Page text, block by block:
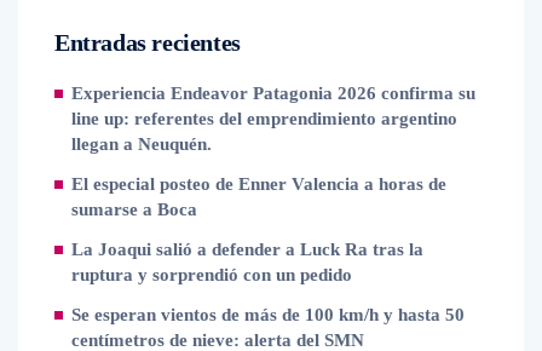
Entradas recientes
Experiencia Endeavor Patagonia 2026 confirma su
line up: referentes del emprendimiento argentino
llegan a Neuquén.
El especial posteo de Enner Valencia a horas de
sumarse a Boca
La Joaqui salió a defender a Luck Ra tras la
ruptura y sorprendió con un pedido
Se esperan vientos de más de 100 km/h y hasta 50
centímetros de nieve: alerta del SMN